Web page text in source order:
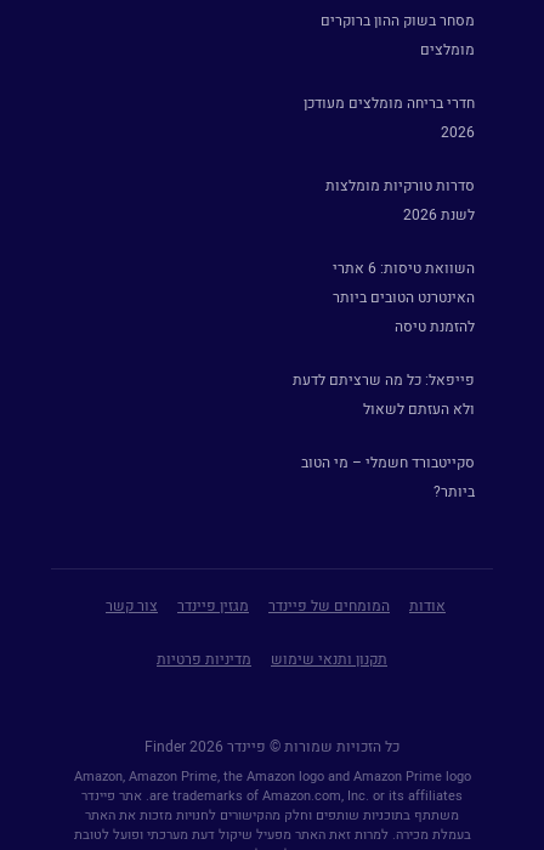
מסחר בשוק ההון ברוקרים
מומלצים
חדרי בריחה מומלצים מעודכן
2026
סדרות טורקיות מומלצות
לשנת 2026
השוואת טיסות: 6 אתרי
האינטרנט הטובים ביותר
להזמנת טיסה
פייפאל: כל מה שרציתם לדעת
ולא העזתם לשאול
סקייטבורד חשמלי – מי הטוב
ביותר?
אודות המומחים של פיינדר מגזין פיינדר צור קשר
תקנון ותנאי שימוש מדיניות פרטיות
כל הזכויות שמורות © פיינדר Finder 2026
Amazon, Amazon Prime, the Amazon logo and Amazon Prime logo
are trademarks of Amazon.com, Inc. or its affiliates. אתר פיינדר
משתתף בתוכניות שותפים וחלק מהקישורים לחנויות מזכות את האתר
בעמלת מכירה. למרות זאת האתר מפעיל שיקול דעת מערכתי ופועל לטובת